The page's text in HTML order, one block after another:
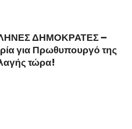
ΔΗΜΟΚΡΑΤΕΣ –
για Πρωθυπουργό της
τώρα!